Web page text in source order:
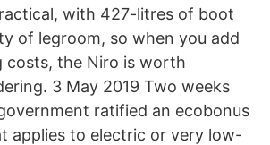
with 427-litres of boot
of legroom, so when you add
costs, the Niro is worth
3 May 2019 Two weeks
ratified an ecobonus
applies to electric or very low-